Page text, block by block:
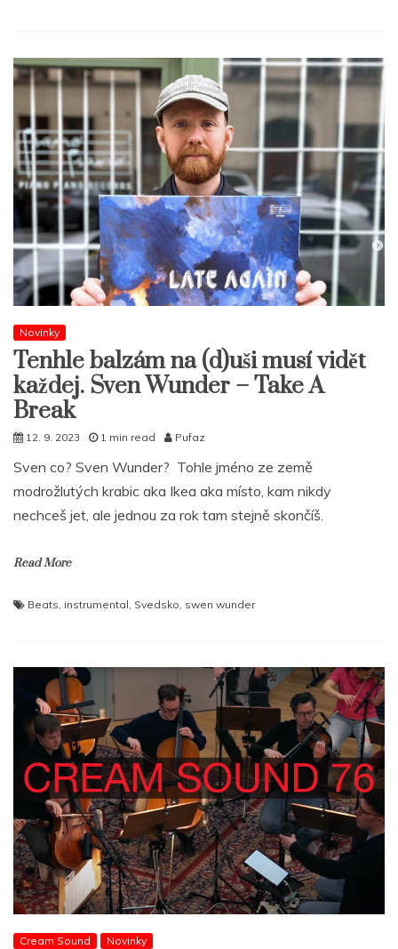
Novinky
Tenhle balzám na (d)uši musí vidět
každej. Sven Wunder – Take A
Break
12. 9. 2023 1 min read Pufaz
Sven co? Sven Wunder? Tohle jméno ze země
modrožlutých krabic aka Ikea aka místo, kam nikdy
nechceš jet, ale jednou za rok tam stejně skončíš.
Read More
Beats instrumental Svedsko swen wunder
Cream Sound Novinky